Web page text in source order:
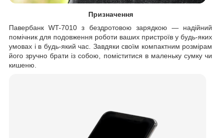
Призначення
Павербанк WT-7010 з бездротовою зарядкою — надійний
помічник для подовження роботи ваших пристроїв у будь-яких
умовах і в будь-який час. Завдяки своїм компактним розмірам
його зручно брати із собою, поміститися в маленьку сумку чи
кишеню.